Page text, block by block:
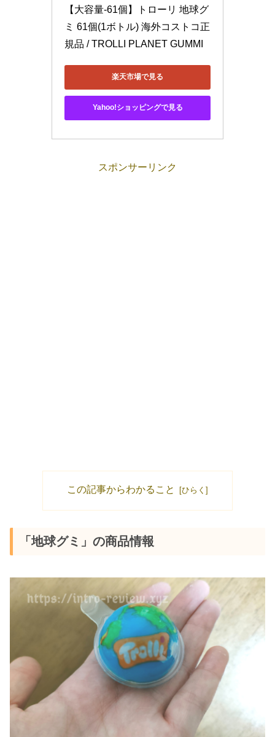
【大容量-61個】トローリ 地球グ
ミ 61個(1ボトル) 海外コストコ正
規品 / TROLLI PLANET GUMMI
楽天市場で見る
Yahoo!ショッピングで見る
スポンサーリンク
この記事からわかること
「地球グミ」の商品情報